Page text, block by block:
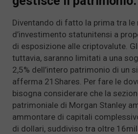
Diventando di fatto la prima tra le
d’investimento statunitensi a
di esposizione alle criptovalute.
tuttavia, saranno limitati a una
2,5% dell’intero patrimonio di un
afferma 21Shares. Per fare le
bisogna considerare che la
patrimoniale di Morgan Stanley
ammontare di capitali
di dollari, suddiviso tra oltre